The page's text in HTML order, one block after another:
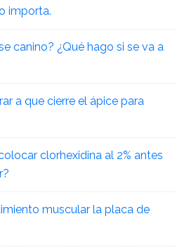
importa.
canino? ¿Qué hago si se va a
a que cierre el ápice para
clorhexidina al 2% antes
muscular la placa de